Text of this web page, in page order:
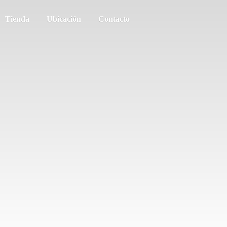
Tienda Ubicación Contacto